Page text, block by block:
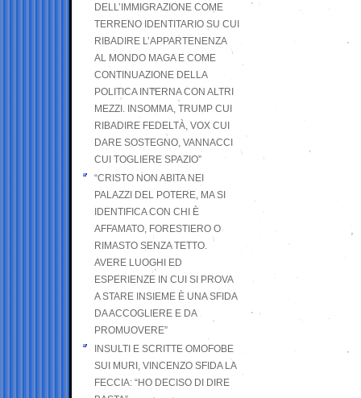
DELL’IMMIGRAZIONE COME
TERRENO IDENTITARIO SU CUI
RIBADIRE L’APPARTENENZA
AL MONDO MAGA E COME
CONTINUAZIONE DELLA
POLITICA INTERNA CON ALTRI
MEZZI. INSOMMA, TRUMP CUI
RIBADIRE FEDELTÀ, VOX CUI
DARE SOSTEGNO, VANNACCI
CUI TOGLIERE SPAZIO”
“CRISTO NON ABITA NEI
PALAZZI DEL POTERE, MA SI
IDENTIFICA CON CHI È
AFFAMATO, FORESTIERO O
RIMASTO SENZA TETTO.
AVERE LUOGHI ED
ESPERIENZE IN CUI SI PROVA
A STARE INSIEME È UNA SFIDA
DA ACCOGLIERE E DA
PROMUOVERE”
INSULTI E SCRITTE OMOFOBE
SUI MURI, VINCENZO SFIDA LA
FECCIA: “HO DECISO DI DIRE